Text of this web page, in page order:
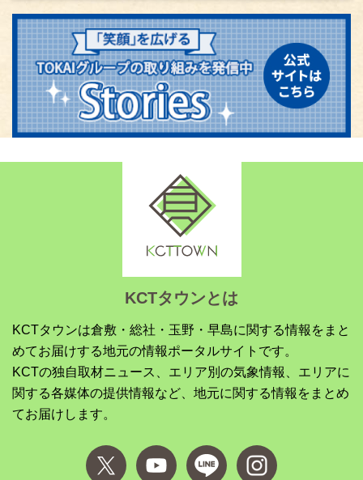
KCTタウンとは
KCTタウンは倉敷・総社・玉野・早島に関する情報をまと
めてお届けする地元の情報ポータルサイトです。
KCTの独自取材ニュース、エリア別の気象情報、エリアに
関する各媒体の提供情報など、地元に関する情報をまとめ
てお届けします。